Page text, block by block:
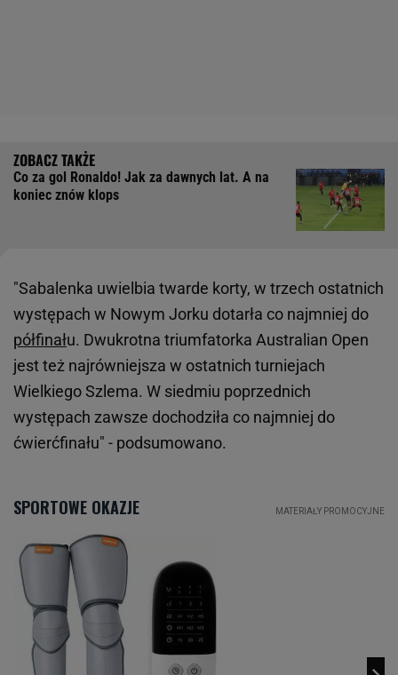
Co za gol Ronaldo! Jak za dawnych lat. A na
koniec znów klops
"Sabalenka uwielbia twarde korty, w trzech ostatnich
występach w Nowym Jorku dotarła co najmniej do
półfinału. Dwukrotna triumfatorka Australian Open
jest też najrówniejsza w ostatnich turniejach
Wielkiego Szlema. W siedmiu poprzednich
występach zawsze dochodziła co najmniej do
ćwierćfinału" - podsumowano.